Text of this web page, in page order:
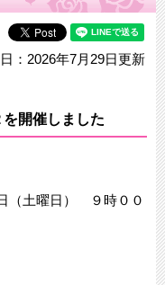
：2026年7月29日更新
開催しました
（土曜日） ９時００